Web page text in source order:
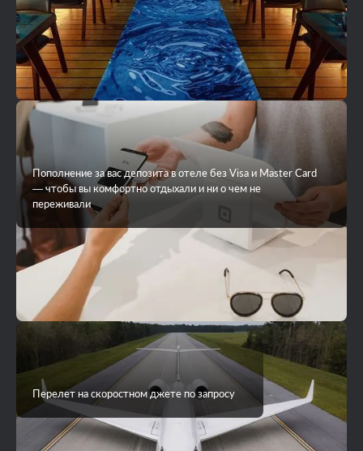
Пополнение за вас депозита в отеле без Visa и Master Card
— чтобы вы комфортно отдыхали и ни о чем не
переживали
Перелет на скоростном джете по запросу